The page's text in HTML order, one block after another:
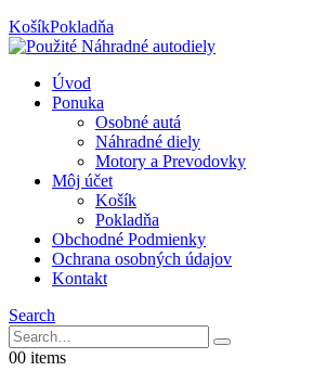
KošíkPokladňa
Úvod
Ponuka
Osobné autá
Náhradné diely
Motory a Prevodovky
Môj účet
Košík
Pokladňa
Obchodné Podmienky
Ochrana osobných údajov
Kontakt
Search
00 items